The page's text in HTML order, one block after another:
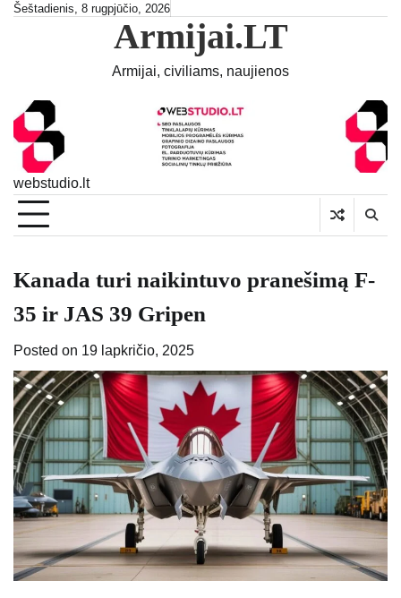
SkipŠeštadienis, 8 rugpjūčio, 2026
Armijai.LT
Armijai, civiliams, naujienos
webstudio.lt
Kanada turi naikintuvo pranešimą F-
35 ir JAS 39 Gripen
Posted on 19 lapkričio, 2025